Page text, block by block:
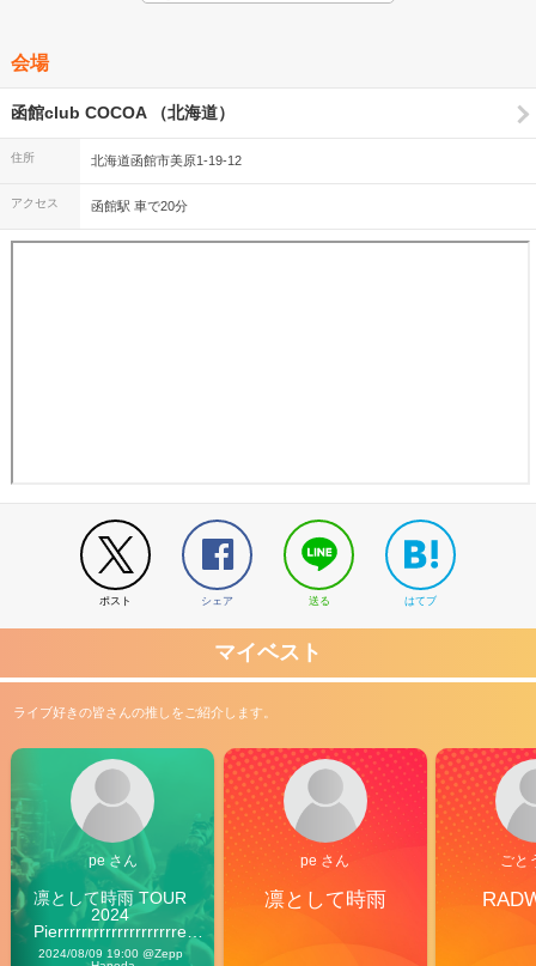
会場
函館club COCOA （北海道）
住所 北海道函館市美原1-19-12
アクセス 函館駅 車で20分
ポスト シェア 送る はてブ
マイベスト
ライブ好きの皆さんの推しをご紹介します。
pe さん
凛として時雨 TOUR
2024
Pierrrrrrrrrrrrrrrrrrrre
Vibes
2024/08/09 19:00 @Zepp
pe さん
凛として時雨
ごと